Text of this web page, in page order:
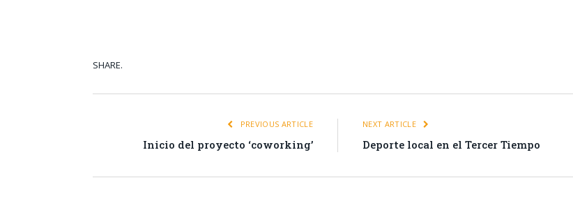
SHARE.
PREVIOUS ARTICLE
Inicio del proyecto ‘coworking’
NEXT ARTICLE
Deporte local en el Tercer Tiempo